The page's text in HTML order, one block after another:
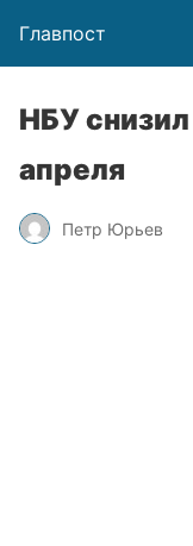
Главпост
НБУ снизил
апреля
Петр Юрьев